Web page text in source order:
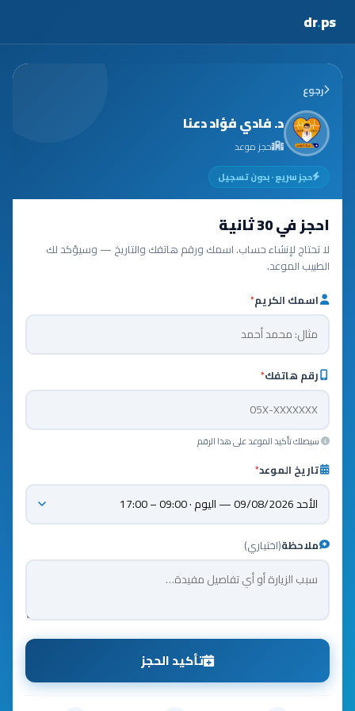
dr.ps
رجوع
د. فادي فؤاد دعنا
حجز موعد
حجز سريع · بدون تسجيل
احجز في 30 ثانية
لا تحتاج لإنشاء حساب. اسمك ورقم هاتفك والتاريخ — وسيؤكد لك
الطبيب الموعد.
اسمك الكريم*
رقم هاتفك*
سيصلك تأكيد الموعد على هذا الرقم
تاريخ الموعد*
ملاحظة(اختياري)
تأكيد الحجز